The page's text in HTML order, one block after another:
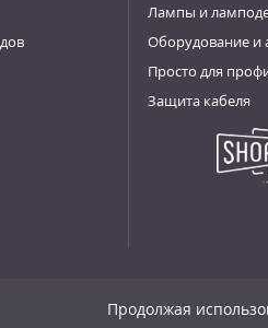
Лампы и
Оборудование и
Просто для
Защита кабеля
Политика конфиденциальности
Продолжая